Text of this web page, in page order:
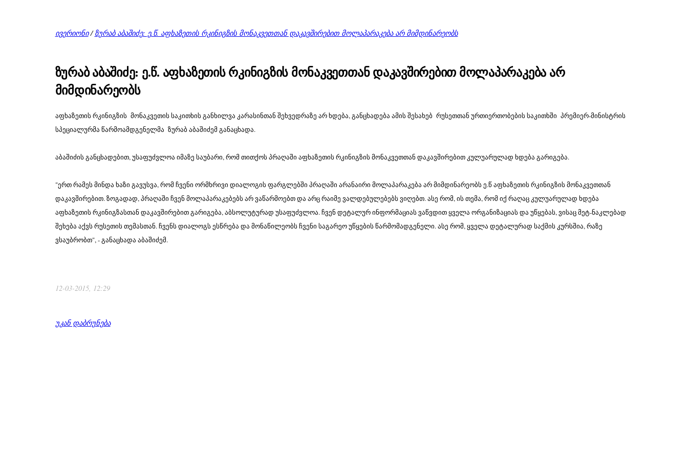
ივერიონი/ზურაბ აბაშიძე: ე.წ. აფხაზეთის რკინიგზის მონაკვეთთან დაკავშირებით მოლაპარაკება არ მიმდინარეობს
ზურაბ აბაშიძე: ე.წ. აფხაზეთის რკინიგზის მონაკვეთთან დაკავშირებით მოლაპარაკება არ
მიმდინარეობს
აფხაზეთის რკინიგზის მონაკვეთის საკითხის განხილვა კარასინთან შეხვედრაზე არ ხდება, განცხადება ამის შესახებ რუსეთთან ურთიერთობების საკითხში პრემიერ-მინისტრის
სპეციალურმა წარმოამდგენელმა ზურაბ აბაშიძემ განაცხადა.
აბაშიძის განცხადებით, უსაფუძვლოა იმაზე საუბარი, რომ თითქოს პრაღაში აფხაზეთის რკინიგზის მონაკვეთთან დაკავშირებით კულუარულად ხდება გარიგება.
"ერთ რამეს მინდა ხაზი გავუსვა, რომ ჩვენი ორმხრივი დიალოგის ფარგლებში პრაღაში არანაირი მოლაპარაკება არ მიმდინარეობს ე.წ აფხაზეთის რკინიგზის მონაკვეთთან
დაკავშირებით. ზოგადად, პრაღაში ჩვენ მოლაპარაკებებს არ ვაწარმოებთ და არც რაიმე ვალდებულებებს ვიღებთ. ასე რომ, ის თემა, რომ იქ რაღაც კულუარულად ხდება
აფხაზეთის რკინიგზასთან დაკავშირებით გარიგება, აბსოლუტურად უსაფუძვლოა. ჩვენ დეტალურ ინფორმაციას ვაწვდით ყველა ორგანიზაციას და უწყებას, ვისაც მეტ-ნაკლებად
შეხება აქვს რუსეთის თემასთან. ჩვენს დიალოგს ესწრება და მონაწილეობს ჩვენი საგარეო უწყების წარმომადგენელი. ასე რომ, ყველა დეტალურად საქმის კურსშია, რაზე
ვსაუბრობთ", - განაცხადა აბაშიძემ.
12-03-2015, 12:29
უკან დაბრუნება